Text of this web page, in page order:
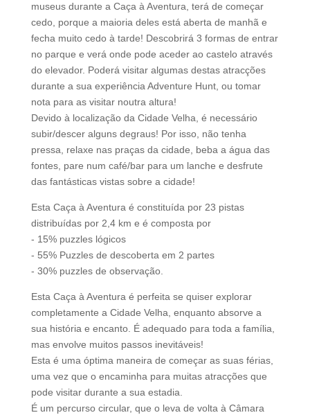
museus durante a Caça à Aventura, terá de começar
cedo, porque a maioria deles está aberta de manhã e
fecha muito cedo à tarde! Descobrirá 3 formas de entrar
no parque e verá onde pode aceder ao castelo através
do elevador. Poderá visitar algumas destas atracções
durante a sua experiência Adventure Hunt, ou tomar
nota para as visitar noutra altura!
Devido à localização da Cidade Velha, é necessário
subir/descer alguns degraus! Por isso, não tenha
pressa, relaxe nas praças da cidade, beba a água das
fontes, pare num café/bar para um lanche e desfrute
das fantásticas vistas sobre a cidade!
Esta Caça à Aventura é constituída por 23 pistas
distribuídas por 2,4 km e é composta por
- 15% puzzles lógicos
- 55% Puzzles de descoberta em 2 partes
- 30% puzzles de observação.
Esta Caça à Aventura é perfeita se quiser explorar
completamente a Cidade Velha, enquanto absorve a
sua história e encanto. É adequado para toda a família,
mas envolve muitos passos inevitáveis!
Esta é uma óptima maneira de começar as suas férias,
uma vez que o encaminha para muitas atracções que
pode visitar durante a sua estadia.
É um percurso circular, que o leva de volta à Câmara